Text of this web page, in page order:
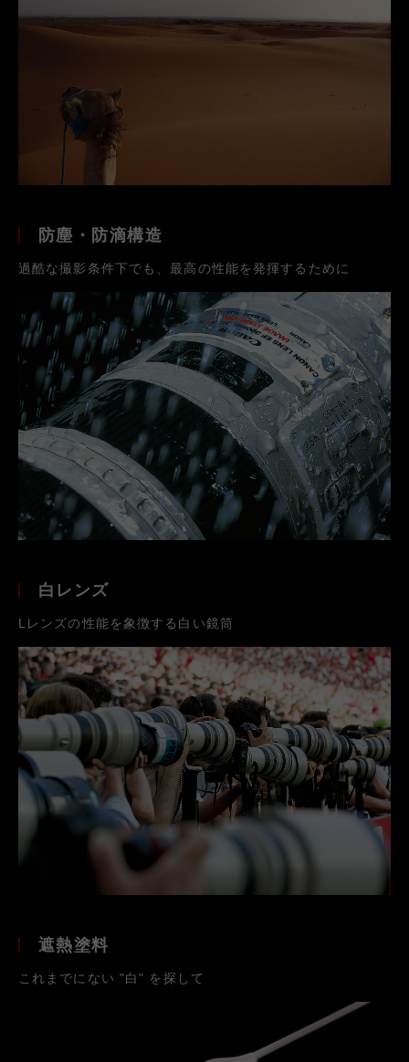
防塵・防滴構造
過酷な撮影条件下でも、最高の性能を発揮するために
白レンズ
Lレンズの性能を象徴する白い鏡筒
遮熱塗料
これまでにない "白" を探して